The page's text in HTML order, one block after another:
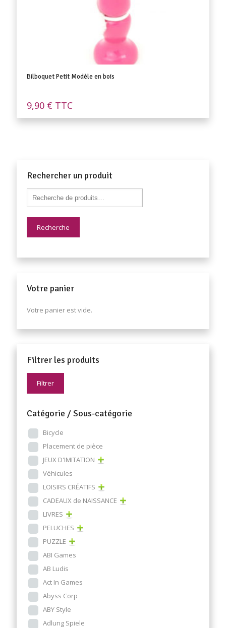
Bilboquet Petit Modèle en bois
9,90 € TTC
Rechercher un produit
Recherche
Votre panier
Votre panier est vide.
Filtrer les produits
Filtrer
Catégorie / Sous-catégorie
Bicycle
Placement de pièce
JEUX D'IMITATION
Véhicules
LOISIRS CRÉATIFS
CADEAUX de NAISSANCE
LIVRES
PELUCHES
PUZZLE
ABI Games
AB Ludis
Act In Games
Abyss Corp
ABY Style
Adlung Spiele